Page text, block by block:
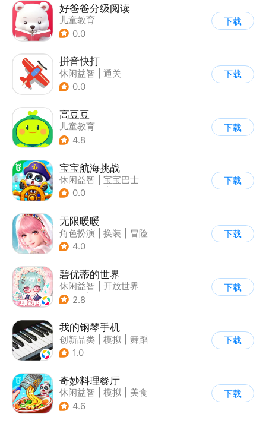
好爸爸分级阅读
儿童教育
0.0
下载
拼音快打
休闲益智
通关
| 学习教育
0.0
下载
高豆豆
儿童教育
4.8
下载
宝宝航海挑战
休闲益智
宝宝巴士
| 学习教育
0.0
下载
无限暖暖
角色扮演 换装
冒险
| 开放世界
4.0
下载
碧优蒂的世界
休闲益智
开放世界
| Q版
2.8
下载
我的钢琴手机
创新品类 模拟
舞蹈
| 写实
1.0
下载
奇妙料理餐厅
休闲益智 模拟
美食
| 宝宝巴士
4.6
下载